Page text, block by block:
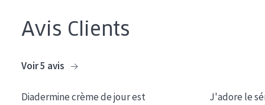
TYPE DE PRODUIT
Crème pour les Yeux
Avis Clients
Voir 5 avis
Diadermine crème de jour est
J'adore le